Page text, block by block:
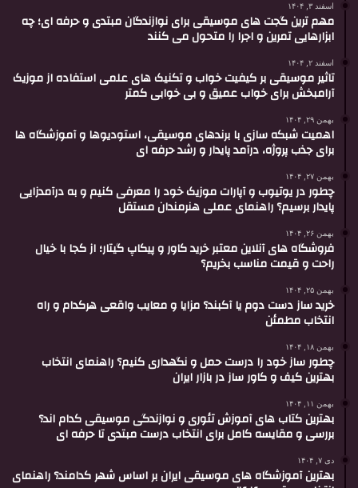
اسفند ۳, ۱۴۰۴
مهم ترین گجت های موسیقی برای نوازندگان مبتدی و حرفه ای؛ چه
ابزارهایی تمرین و اجرا را متحول می کنند
اسفند ۲, ۱۴۰۴
تاثیر موسیقی بر کیفیت خواب و تکنیک های علمی استفاده از موزیک
آرامبخش برای خواب عمیق و بی خوابی کمتر
بهمن ۲۹, ۱۴۰۴
اهمیت شبکه سازی با برندهای موسیقی، استودیوها و آموزشگاه ها
برای جذب پروژه، درآمد پایدار و رشد حرفه ای
بهمن ۲۷, ۱۴۰۴
چطور در یوتیوب و آپارات موزیک خود را معرفی کنیم و به درآمدزایی
پایدار برسیم؟ راهنمای عملی هنرمندان مستقل
بهمن ۲۶, ۱۴۰۴
فروشگاه های آنلاین معتبر خرید کاور و پیکاپ گیتار؛ از کجا با خیال
راحت و قیمت مناسب بخریم؟
بهمن ۲۵, ۱۴۰۴
خرید ساز دست دوم یا آکبند؟ مزایا و معایب واقعی هرکدام و راه
انتخاب مطمئن
بهمن ۱۸, ۱۴۰۴
چطور ساز خود را درست حمل و نگهداری کنیم؟ راهنمای انتخاب
بهترین کیف و کاور ساز در بازار ایران
بهمن ۱۱, ۱۴۰۴
بهترین کتاب های آموزش تئوری و نوازندگی موسیقی کدام اند؟
بررسی و مقایسه کامل برای انتخاب درست مبتدی تا حرفه ای
دی ۷, ۱۴۰۴
بهترین آموزشگاه های موسیقی ایران بر اساس شهر کدامند؟ راهنمای